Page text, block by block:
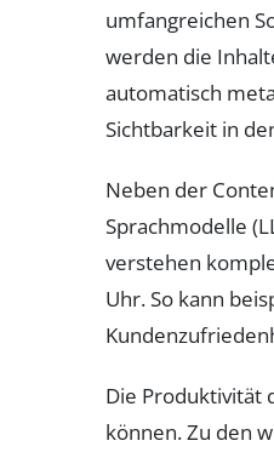
umfangreichen
werden die
automatisch
Sichtbarkeit in
Neben der
Sprachmodelle
verstehen
Uhr. So kann
Die Produktivität
können. Zu den